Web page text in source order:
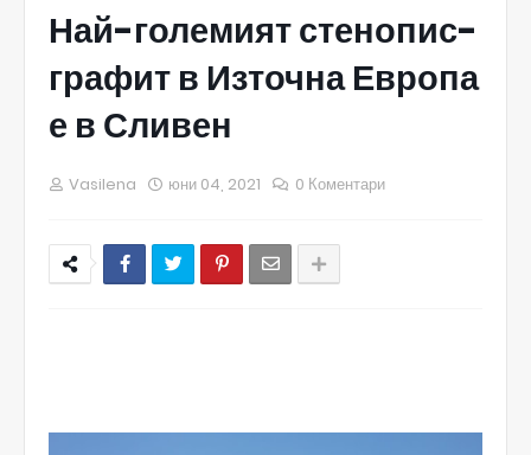
Най-големият стенопис-
графит в Източна Европа
е в Сливен
Vasilena юни 04, 2021 0 Коментари